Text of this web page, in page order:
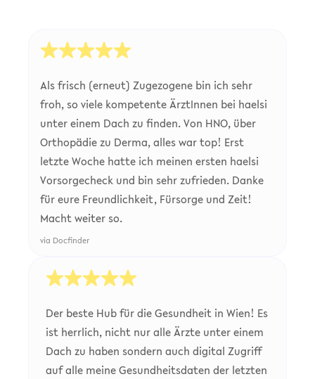
Als frisch (erneut) Zugezogene bin ich sehr
froh, so viele kompetente ÄrztInnen bei haelsi
unter einem Dach zu finden. Von HNO, über
Orthopädie zu Derma, alles war top! Erst
letzte Woche hatte ich meinen ersten haelsi
Vorsorgecheck und bin sehr zufrieden. Danke
für eure Freundlichkeit, Fürsorge und Zeit!
Macht weiter so.
via Docfinder
Der beste Hub für die Gesundheit in Wien! Es
ist herrlich, nicht nur alle Ärzte unter einem
Dach zu haben sondern auch digital Zugriff
auf alle meine Gesundheitsdaten der letzten